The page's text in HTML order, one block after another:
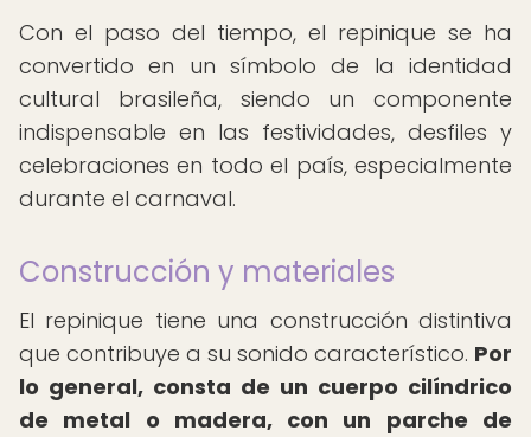
Con el paso del tiempo, el repinique se ha
convertido en un símbolo de la identidad
cultural brasileña, siendo un componente
indispensable en las festividades, desfiles y
celebraciones en todo el país, especialmente
durante el carnaval.
Construcción y materiales
El repinique tiene una construcción distintiva
que contribuye a su sonido característico. Por
lo general, consta de un cuerpo cilíndrico
de metal o madera, con un parche de